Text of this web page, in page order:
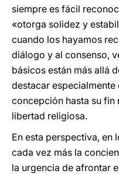
siempre es fácil
«otorga solidez y
cuando los hayamos
diálogo y al consenso,
básicos están más allá
destacar especialmente
concepción hasta su fin
libertad religiosa.
En esta perspectiva, en
cada vez más la
la urgencia de afrontar